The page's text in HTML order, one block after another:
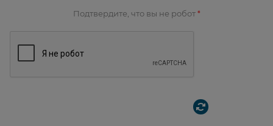
Подтвердите, что вы не робот *